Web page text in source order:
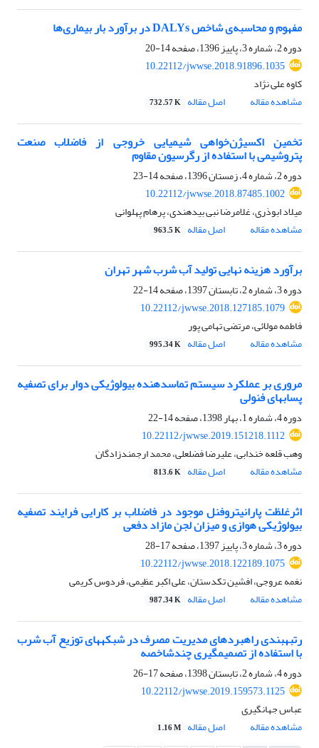
مفهوم و محاسبه‌ی شاخص DALYs در برآورد بار بیماری‌ها
دوره 2، شماره 3، پاییز 1396، صفحه
14-20
10.22112/jwwse.2018.91896.1035
کاوه علی نژاد
مشاهده مقاله
اصل مقاله 732.57 K
تخمین اکسیژن‌خواهی شیمیایی خروجی از فاضلاب صنعت
پتروشیمی با استفاده از رگرسیون مقاوم
دوره 2، شماره 4، زمستان 1396، صفحه
14-23
10.22112/jwwse.2018.87485.1002
میلاد ابوذری، غلامرضا نبی بیدهندی، پرهام پهلوانی
مشاهده مقاله
اصل مقاله 963.5 K
برآورد هزینه نهایی تولید آب شرب شهر تهران
دوره 3، شماره 2، تابستان 1397، صفحه
14-22
10.22112/jwwse.2018.127185.1079
فاطمه مولائی، مرتضی تهامی پور
مشاهده مقاله
اصل مقاله 995.34 K
مروری بر عملکرد سیستم تماس‎دهنده بیولوژیکی دوار برای تصفیه
پساب‎های فنولی
دوره 4، شماره 1، بهار 1398، صفحه
14-22
10.22112/jwwse.2019.151218.1112
وهب قلعه خندابی، علیرضا فضلعلی، محمد ارجمندزادگان
مشاهده مقاله
اصل مقاله 813.6 K
اثرغلظت پارانیتروفنل موجود در فاضلاب بر کارایی فرایند تصفیه
بیولوژیکی هوازی و میزان لجن مازاد دفعی
دوره 3، شماره 3، پاییز 1397، صفحه
17-28
10.22112/jwwse.2018.122189.1075
نغمه عروجی، افشین تکدستان، علی اکبر عظیمی، فردوس کریمی
مشاهده مقاله
اصل مقاله 987.34 K
رتبه‎بندی راهبردهای مدیریت مصرف در شبکه‏های توزیع آب شرب
با استفاده از تصمیم‎گیری چند‎شاخصه
دوره 4، شماره 2، تابستان 1398، صفحه
17-26
10.22112/jwwse.2019.159573.1125
عباس جهانگیری
مشاهده مقاله
اصل مقاله 1.16 M